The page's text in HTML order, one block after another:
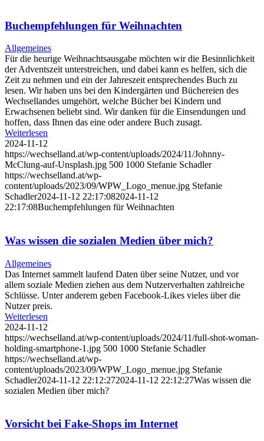
Buchempfehlungen für Weihnachten
Allgemeines
Für die heurige Weihnachtsausgabe möchten wir die Besinnlichkeit
der Adventszeit unterstreichen, und dabei kann es helfen, sich die
Zeit zu nehmen und ein der Jahreszeit entsprechendes Buch zu
lesen. Wir haben uns bei den Kindergärten und Büchereien des
Wechsellandes umgehört, welche Bücher bei Kindern und
Erwachsenen beliebt sind. Wir danken für die Einsendungen und
hoffen, dass Ihnen das eine oder andere Buch zusagt.
Weiterlesen
2024-11-12
https://wechselland.at/wp-content/uploads/2024/11/Johnny-
McClung-auf-Unsplash.jpg 500 1000 Stefanie Schadler
https://wechselland.at/wp-
content/uploads/2023/09/WPW_Logo_menue.jpg Stefanie
Schadler2024-11-12 22:17:082024-11-12
22:17:08Buchempfehlungen für Weihnachten
Was wissen die sozialen Medien über mich?
Allgemeines
Das Internet sammelt laufend Daten über seine Nutzer, und vor
allem soziale Medien ziehen aus dem Nutzerverhalten zahlreiche
Schlüsse. Unter anderem geben Facebook-Likes vieles über die
Nutzer preis.
Weiterlesen
2024-11-12
https://wechselland.at/wp-content/uploads/2024/11/full-shot-woman-
holding-smartphone-1.jpg 500 1000 Stefanie Schadler
https://wechselland.at/wp-
content/uploads/2023/09/WPW_Logo_menue.jpg Stefanie
Schadler2024-11-12 22:12:272024-11-12 22:12:27Was wissen die
sozialen Medien über mich?
Vorsicht bei Fake-Shops im Internet